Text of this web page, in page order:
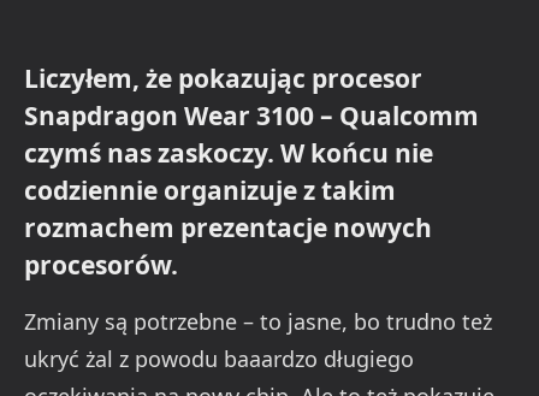
Liczyłem, że pokazując procesor
Snapdragon Wear 3100 – Qualcomm
czymś nas zaskoczy. W końcu nie
codziennie organizuje z takim
rozmachem prezentacje nowych
procesorów.
Zmiany są potrzebne – to jasne, bo trudno też
ukryć żal z powodu baaardzo długiego